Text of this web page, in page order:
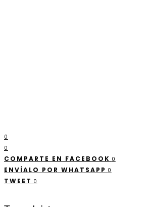
0
0
COMPARTE EN FACEBOOK 0
ENVÍALO POR WHATSAPP 0
TWEET 0